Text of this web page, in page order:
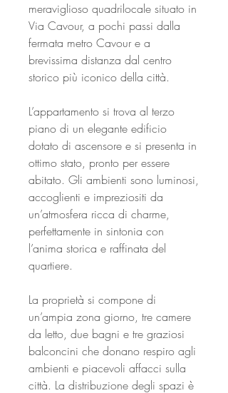
meraviglioso quadrilocale situato in
Via Cavour, a pochi passi dalla
fermata metro Cavour e a
brevissima distanza dal centro
storico più iconico della città.
L’appartamento si trova al terzo
piano di un elegante edificio
dotato di ascensore e si presenta in
ottimo stato, pronto per essere
abitato. Gli ambienti sono luminosi,
accoglienti e impreziositi da
un’atmosfera ricca di charme,
perfettamente in sintonia con
l’anima storica e raffinata del
quartiere.
La proprietà si compone di
un’ampia zona giorno, tre camere
da letto, due bagni e tre graziosi
balconcini che donano respiro agli
ambienti e piacevoli affacci sulla
città. La distribuzione degli spazi è